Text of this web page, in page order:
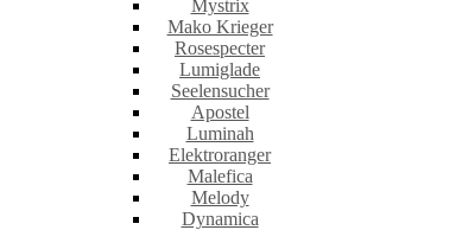
Mystrix
Mako Krieger
Rosespecter
Lumiglade
Seelensucher
Apostel
Luminah
Elektroranger
Malefica
Melody
Dynamica